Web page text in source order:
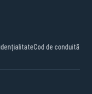
Cod de conduită